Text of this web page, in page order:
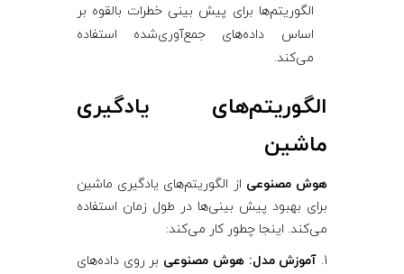
الگوریتم‌ها برای پیش بینی خطرات بالقوه بر
اساس داده‌های جمع‌آوری‌شده استفاده
می‌کند.
الگوریتم‌های یادگیری
ماشین
هوش مصنوعی از الگوریتم‌های یادگیری ماشین
برای بهبود پیش بینی‌ها در طول زمان استفاده
می‌کند. اینجا چطور کار می‌کند:
آموزش مدل: هوش مصنوعی بر روی داده‌های